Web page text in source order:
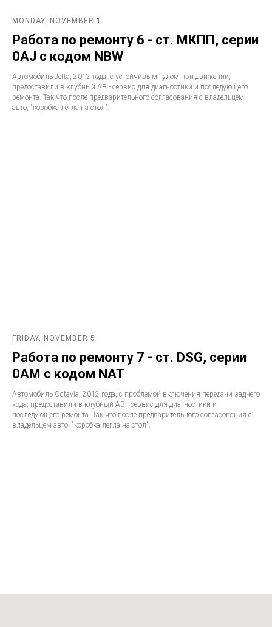
MONDAY, NOVEMBER 1
Работа по ремонту 6 - ст. МКПП, серии
0AJ с кодом NBW
Автомобиль Jetta, 2012 года, с устойчивым гулом при движении,
предоставили в клубный АВ - сервис для диагностики и последующего
ремонта. Так что после предварительного согласования с владельцем
авто, "коробка легла на стол".
FRIDAY, NOVEMBER 5
Работа по ремонту 7 - ст. DSG, серии
0AM с кодом NAT
Автомобиль Octavia, 2012 года, с проблемой включения передачи заднего
хода, предоставили в клубный АВ - сервис для диагностики и
последующего ремонта. Так что после предварительного согласования с
владельцем авто, "коробка легла на стол".